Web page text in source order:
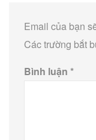
Email của bạn
Các trường bắt
Bình luận *